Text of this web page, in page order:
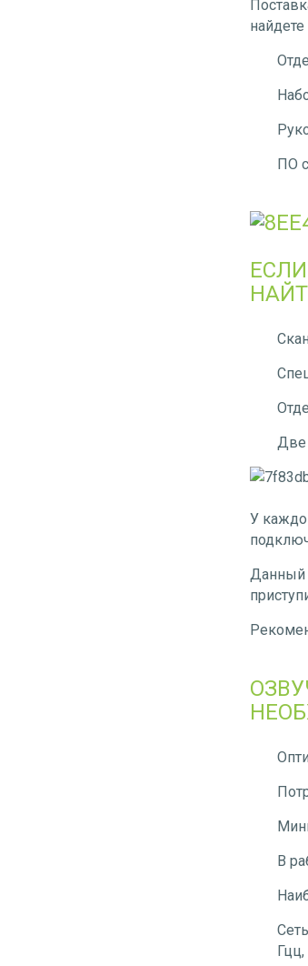
ПО
Две
У
Данный
В